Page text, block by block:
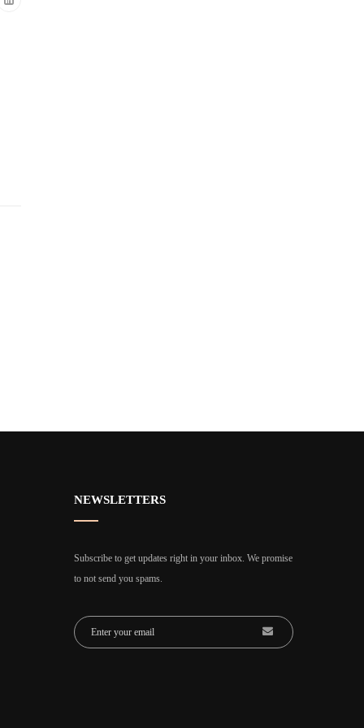
NEWSLETTERS
Subscribe to get updates right in your inbox. We promise
to not send you spams.